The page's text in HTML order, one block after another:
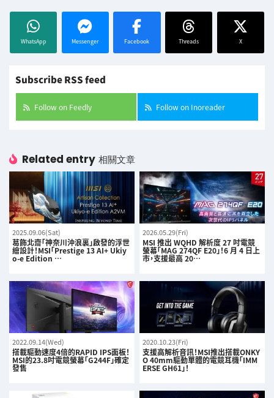
WhatsApp Messenger Facebook Threads X
Subscribe RSS feed
Follow on Feedly Follow on Inoreader
Related entry 相關文章
2025.09.06(Sat)
葛飾北齋「神奈川沖浪裏」啟發的浮世
繪設計！MSI「Prestige 13 AI+ Ukiy
o-e Edition …
2026.05.29(Fri)
MSI 推出 WQHD 解析度 27 吋電競
螢幕「MAG 274QF E20」！6 月 4 日上
市，支援最高 20…
2022.09.14(Wed)
搭載驅動速度4倍的RAPID IPS面板！
MSI的23.8吋電競螢幕「G244F」確定
發售
2020.10.23(Fri)
支援高解析音訊！MSI推出搭載ONKY
O 40mm驅動單體的電競耳機「IMM
ERSE GH61」！